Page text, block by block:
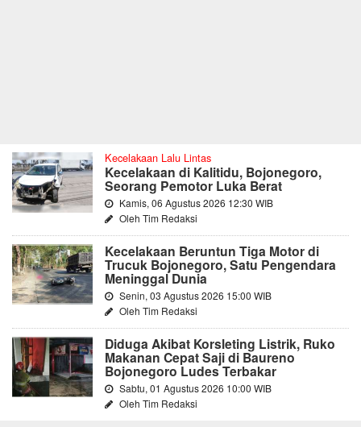
Kecelakaan Lalu Lintas
Kecelakaan di Kalitidu, Bojonegoro,
Seorang Pemotor Luka Berat
Kamis, 06 Agustus 2026 12:30 WIB
Oleh Tim Redaksi
Kecelakaan Beruntun Tiga Motor di
Trucuk Bojonegoro, Satu Pengendara
Meninggal Dunia
Senin, 03 Agustus 2026 15:00 WIB
Oleh Tim Redaksi
Diduga Akibat Korsleting Listrik, Ruko
Makanan Cepat Saji di Baureno
Bojonegoro Ludes Terbakar
Sabtu, 01 Agustus 2026 10:00 WIB
Oleh Tim Redaksi